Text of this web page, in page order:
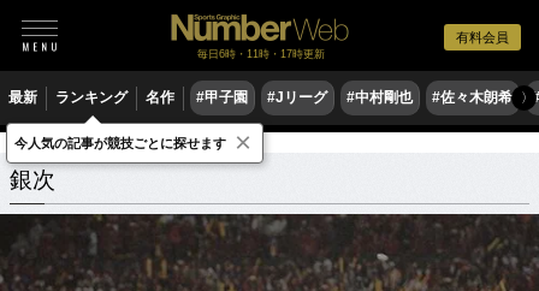
有料会員
毎日6時・11時・17時更新
最新 ランキング 名作 #甲子園 #Jリーグ #中村剛也 #佐々木朗希 〉
銀次 関連記事
銀次
今人気の記事が競技ごとに探せます ×